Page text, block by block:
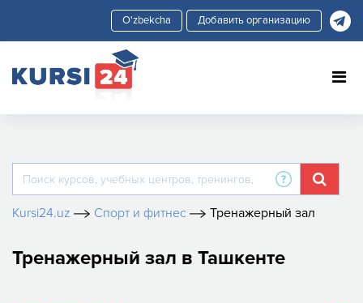
Добавить организацию
Kursi24.uz Спорт и фитнес Тренажерный зал
Тренажерный зал в Ташкенте